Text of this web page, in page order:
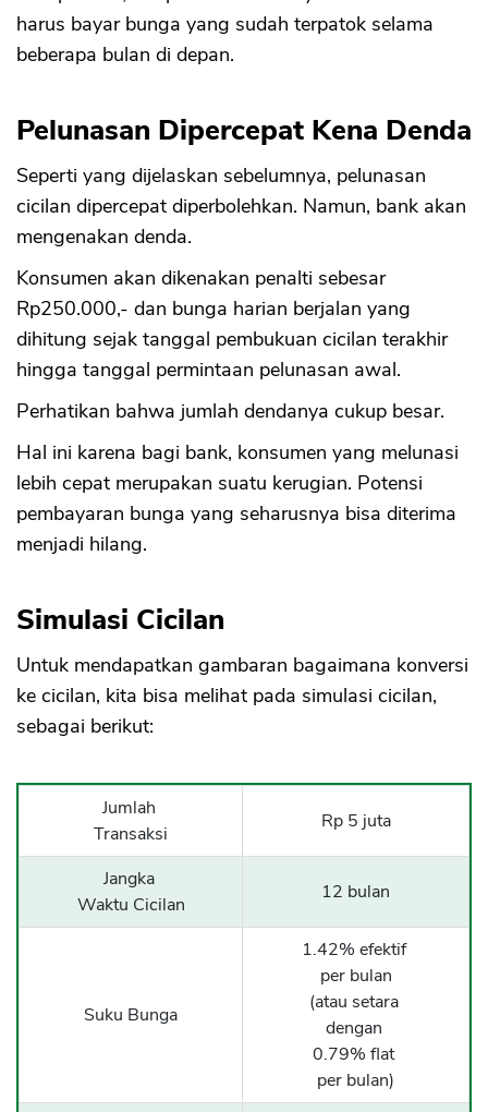
harus bayar bunga yang sudah terpatok selama
beberapa bulan di depan.
Pelunasan Dipercepat Kena Denda
Seperti yang dijelaskan sebelumnya, pelunasan
cicilan dipercepat diperbolehkan. Namun, bank akan
mengenakan denda.
Konsumen akan dikenakan penalti sebesar
Rp250.000,- dan bunga harian berjalan yang
dihitung sejak tanggal pembukuan cicilan terakhir
hingga tanggal permintaan pelunasan awal.
Perhatikan bahwa jumlah dendanya cukup besar.
Hal ini karena bagi bank, konsumen yang melunasi
lebih cepat merupakan suatu kerugian. Potensi
pembayaran bunga yang seharusnya bisa diterima
menjadi hilang.
Simulasi Cicilan
Untuk mendapatkan gambaran bagaimana konversi
ke cicilan, kita bisa melihat pada simulasi cicilan,
sebagai berikut:
Jumlah
Transaksi
Rp 5 juta
Jangka
Waktu Cicilan
12 bulan
Suku Bunga
1.42% efektif
per bulan
(atau setara
dengan
0.79% flat
per bulan)
OK
CANCEL